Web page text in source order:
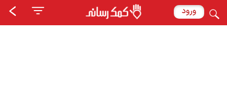
ورود